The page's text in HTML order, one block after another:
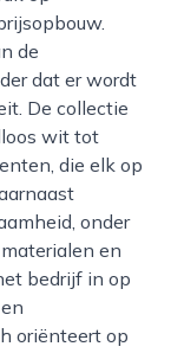
de
dat er wordt
De collectie
wit tot
die elk op
onder
en
bedrijf in op
oriënteert op